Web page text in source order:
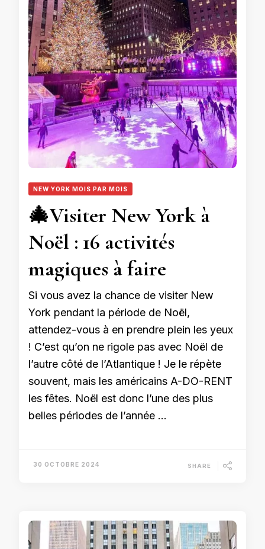
NEW YORK MOIS PAR MOIS
🎄Visiter New York à
Noël : 16 activités
magiques à faire
Si vous avez la chance de visiter New
York pendant la période de Noël,
attendez-vous à en prendre plein les yeux
! C’est qu’on ne rigole pas avec Noël de
l’autre côté de l’Atlantique ! Je le répète
souvent, mais les américains A-DO-RENT
les fêtes. Noël est donc l’une des plus
belles périodes de l’année …
30 OCTOBRE 2024 SHARE